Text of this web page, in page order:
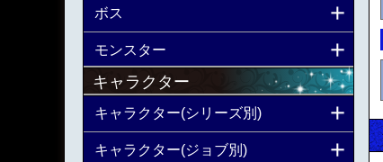
ボス
モンスター
キャラクター
キャラクター(シリーズ別)
キャラクター(ジョブ別)